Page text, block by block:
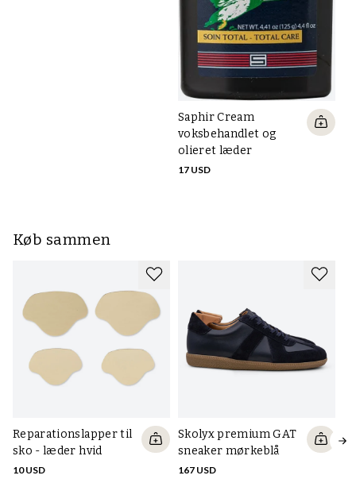
Saphir Cream
voksbehandlet og
olieret læder
17 USD
Køb sammen
Reparationslapper til
sko - læder hvid
10 USD
Skolyx premium GAT
sneaker mørkeblå
167 USD